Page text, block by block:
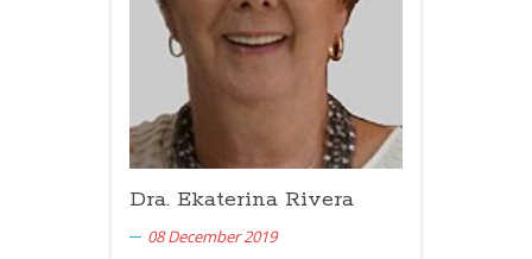
Dra. Ekaterina Rivera
08 December 2019